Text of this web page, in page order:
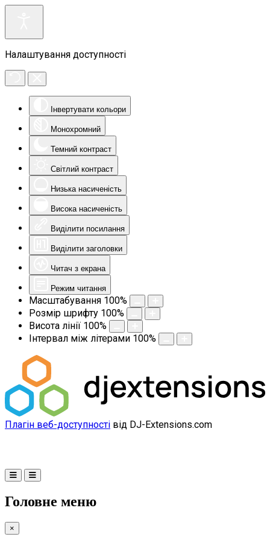
Налаштування доступності
Інвертувати кольори
Монохромний
Темний контраст
Світлий контраст
Низька насиченість
Висока насиченість
Виділити посилання
Виділити заголовки
Читач з екрана
Режим читання
Масштабування 100%
Розмір шрифту 100%
Висота лінії 100%
Інтервал між літерами 100%
Плагін веб-доступності від DJ-Extensions.com
Головне меню
×